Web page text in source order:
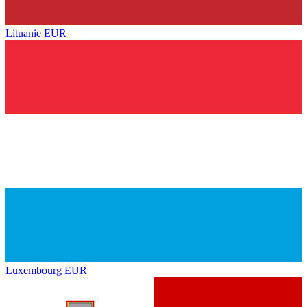
Lituanie EUR
Luxembourg EUR